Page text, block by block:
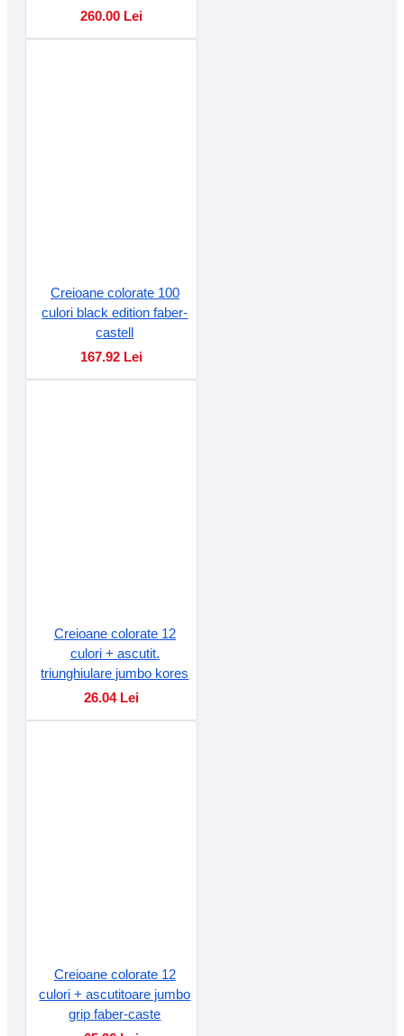
260.00 Lei
Creioane colorate 100
culori black edition faber-
castell
167.92 Lei
Creioane colorate 12
culori + ascutit.
triunghiulare jumbo kores
26.04 Lei
Creioane colorate 12
culori + ascutitoare jumbo
grip faber-caste